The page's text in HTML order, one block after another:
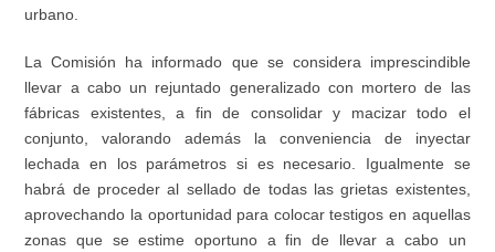
urbano.
La Comisión ha informado que se considera imprescindible
llevar a cabo un rejuntado generalizado con mortero de las
fábricas existentes, a fin de consolidar y macizar todo el
conjunto, valorando además la conveniencia de inyectar
lechada en los parámetros si es necesario. Igualmente se
habrá de proceder al sellado de todas las grietas existentes,
aprovechando la oportunidad para colocar testigos en aquellas
zonas que se estime oportuno a fin de llevar a cabo un